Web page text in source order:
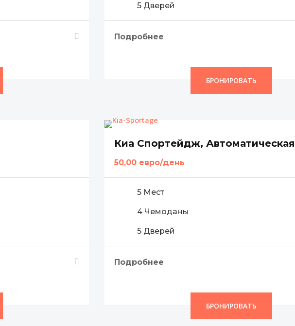
5 Дверей
Подробнее
БРОНИРОВАТЬ
Киа Спортейдж, Автоматическая
50,00 евро/день
5 Мест
4 Чемоданы
5 Дверей
Подробнее
БРОНИРОВАТЬ